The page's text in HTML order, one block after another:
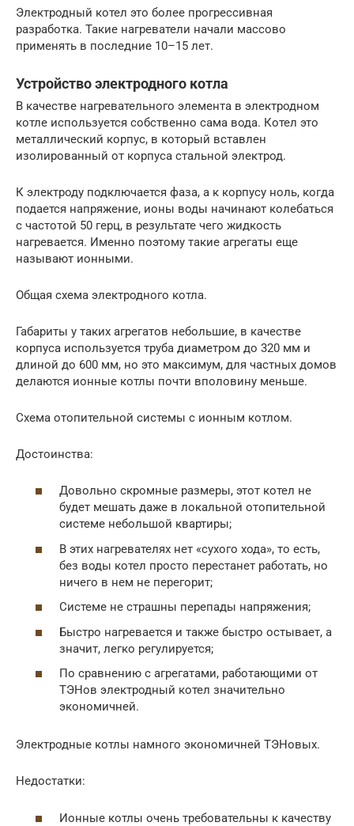
Электродный котел это более прогрессивная
разработка. Такие нагреватели начали массово
применять в последние 10–15 лет.
Устройство электродного котла
В качестве нагревательного элемента в электродном
котле используется собственно сама вода. Котел это
металлический корпус, в который вставлен
изолированный от корпуса стальной электрод.
К электроду подключается фаза, а к корпусу ноль, когда
подается напряжение, ионы воды начинают колебаться
с частотой 50 герц, в результате чего жидкость
нагревается. Именно поэтому такие агрегаты еще
называют ионными.
Общая схема электродного котла.
Габариты у таких агрегатов небольшие, в качестве
корпуса используется труба диаметром до 320 мм и
длиной до 600 мм, но это максимум, для частных домов
делаются ионные котлы почти вполовину меньше.
Схема отопительной системы с ионным котлом.
Достоинства:
Довольно скромные размеры, этот котел не
будет мешать даже в локальной отопительной
системе небольшой квартиры;
В этих нагревателях нет «сухого хода», то есть,
без воды котел просто перестанет работать, но
ничего в нем не перегорит;
Системе не страшны перепады напряжения;
Быстро нагревается и также быстро остывает, а
значит, легко регулируется;
По сравнению с агрегатами, работающими от
ТЭНов электродный котел значительно
экономичней.
Электродные котлы намного экономичней ТЭНовых.
Недостатки:
Ионные котлы очень требовательны к качеству